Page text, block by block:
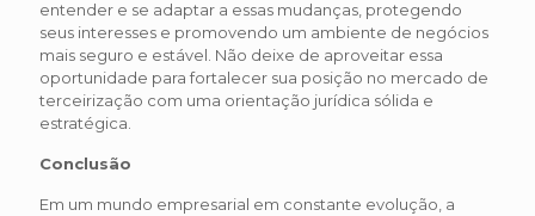
entender e se adaptar a essas mudanças, protegendo
seus interesses e promovendo um ambiente de negócios
mais seguro e estável. Não deixe de aproveitar essa
oportunidade para fortalecer sua posição no mercado de
terceirização com uma orientação jurídica sólida e
estratégica.
Conclusão
Em um mundo empresarial em constante evolução, a